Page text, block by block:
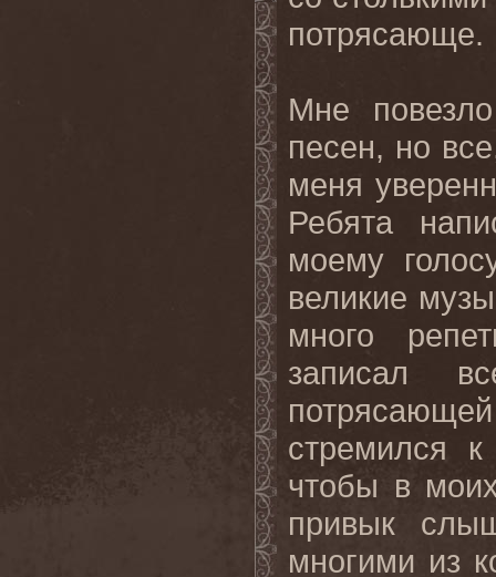
потрясающе.
Мне
песен, но
меня
Ребята
моему
великие
много
записал
стремился
чтобы в
привык
многими из